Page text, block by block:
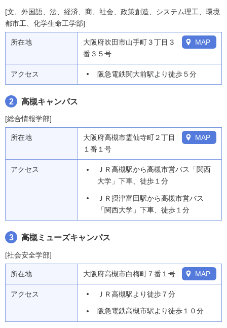
[文、外国語、法、経済、商、社会、政策創造、システム理工、環境
都市工、化学生命工学部]
所在地
大阪府吹田市山手町３丁目３
番３５号
MAP
アクセス 阪急電鉄関大前駅より徒歩５分
2 高槻キャンパス
[総合情報学部]
所在地
大阪府高槻市霊仙寺町２丁目
１番１号
MAP
アクセス
ＪＲ高槻駅から高槻市営バス「関西
大学」下車、徒歩１分
ＪＲ摂津富田駅から高槻市営バス
「関西大学」下車、徒歩１分
3 高槻ミューズキャンパス
[社会安全学部]
所在地 大阪府高槻市白梅町７番１号 MAP
アクセス ＪＲ高槻駅より徒歩７分
阪急電鉄高槻市駅より徒歩１０分